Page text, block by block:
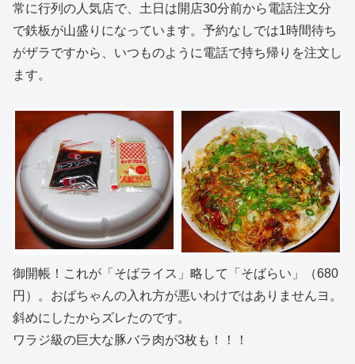
常に行列の人気店で、土日は開店30分前から電話注文分
で鉄板が山盛りになっています。予約なしでは1時間待ち
がザラですから、いつものように電話で持ち帰りを注文し
ます。
御開帳！これが「そばライス」略して「そばらい」（680
円）。おばちゃんの入れ方が悪いわけではありませんヨ。
斜めにしたからズレたのです。
ワラジ級の巨大な豚バラ肉が3枚も！！！